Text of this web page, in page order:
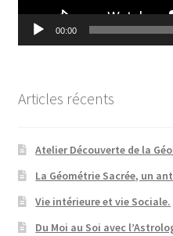
Vidéos 00:00
Articles récents
Atelier Découverte de la
La Géométrie Sacrée, un
Vie intérieure et vie Sociale.
Du Moi au Soi avec